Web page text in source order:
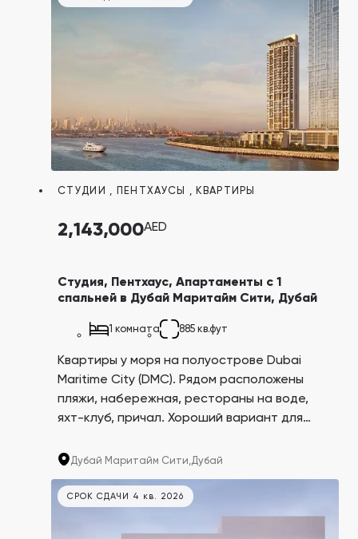
СТУДИИ , ПЕНТХАУСЫ , КВАРТИРЫ
2,143,000AED
Студия, Пентхаус, Апартаменты с 1
спальней в Дубай Маритайм Сити, Дубай
1 комната 885 кв.фут
Квартиры у моря на полуострове Dubai
Maritime City (DMC). Рядом расположены
пляжи, набережная, рестораны на воде,
яхт-клуб, причал. Хороший вариант для
годовой доход от аренды аналогичной
502 до $57 177.
Дубай Маритайм Сити,Дубай
СРОК СДАЧИ 4 кв. 2026